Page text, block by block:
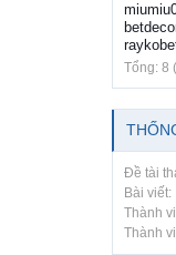
Tổng: 8
Đề tài
Bài viết:
Thành
Thành